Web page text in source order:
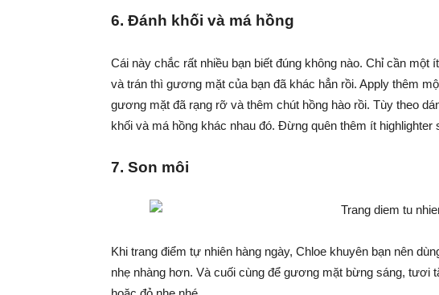
6. Đánh khối và má hồng
Cái này chắc rất nhiều bạn biết đúng không nào. Chỉ cần một
và trán thì gương mặt của bạn đã khác hẳn rồi. Apply thêm
gương mặt đã rạng rỡ và thêm chút hồng hào rồi. Tùy theo
khối và má hồng khác nhau đó. Đừng quên thêm ít highlighter
7. Son môi
Khi trang điểm tự nhiên hàng ngày, Chloe khuyên bạn nên
nhẹ nhàng hơn. Và cuối cùng để gương mặt bừng sáng, tươi